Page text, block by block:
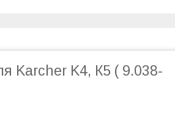
Karcher K4, К5 ( 9.038-